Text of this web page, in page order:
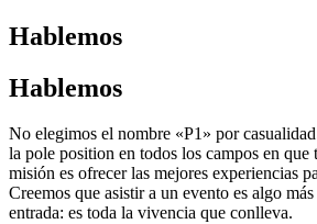
Hablemos
Hablemos
No elegimos el nombre «P1» por
la pole position en todos los campos en que
misión es ofrecer las mejores experiencias
Creemos que asistir a un evento es algo
entrada: es toda la vivencia que conlleva.